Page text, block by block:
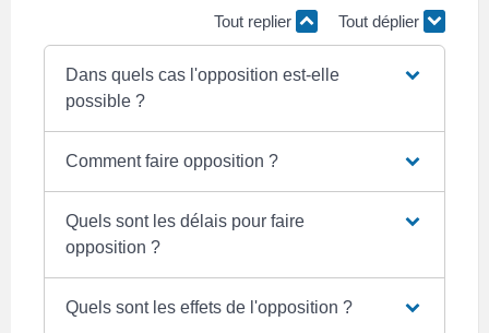
Tout replier Tout déplier
Dans quels cas l'opposition est-elle
possible ?
Comment faire opposition ?
Quels sont les délais pour faire
opposition ?
Quels sont les effets de l'opposition ?